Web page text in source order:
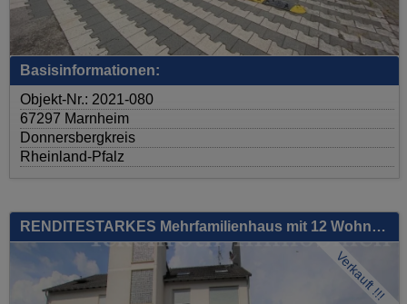
Basisinformationen:
Objekt-Nr.: 2021-080
67297 Marnheim
Donnersbergkreis
Rheinland-Pfalz
RENDITESTARKES Mehrfamilienhaus mit 12 Wohneinheiten, 18 Garagen und zusätzlich bebaubarer Fläche!
Verkauft !!!